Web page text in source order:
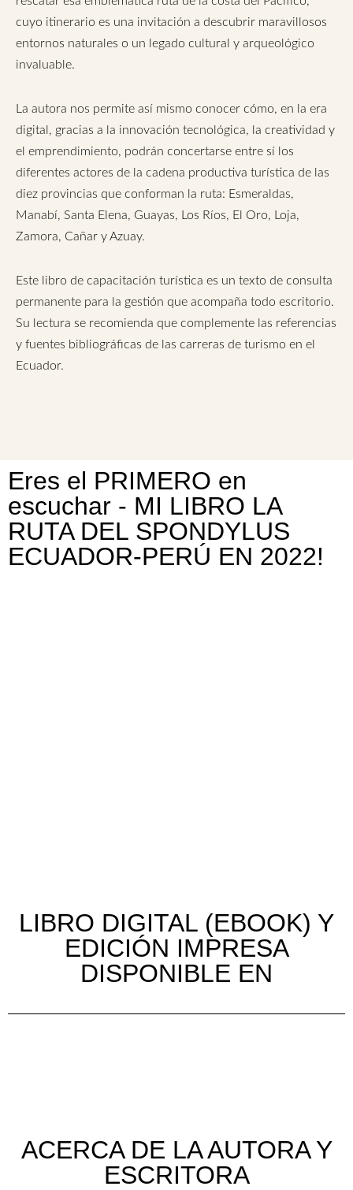
cuyo itinerario es una invitación a descubrir maravillosos
entornos naturales o un legado cultural y arqueológico
invaluable.
La autora nos permite así mismo conocer cómo, en la era
digital, gracias a la innovación tecnológica, la creatividad y
el emprendimiento, podrán concertarse entre sí los
diferentes actores de la cadena productiva turística de las
diez provincias que conforman la ruta: Esmeraldas,
Manabí, Santa Elena, Guayas, Los Ríos, El Oro, Loja,
Zamora, Cañar y Azuay.
Este libro de capacitación turística es un texto de consulta
permanente para la gestión que acompaña todo escritorio.
Su lectura se recomienda que complemente las referencias
y fuentes bibliográficas de las carreras de turismo en el
Ecuador.
Eres el PRIMERO en
escuchar - MI LIBRO LA
RUTA DEL SPONDYLUS
ECUADOR-PERÚ EN 2022!
LIBRO DIGITAL (EBOOK) Y
EDICIÓN IMPRESA
DISPONIBLE EN
ACERCA DE LA AUTORA Y
ESCRITORA